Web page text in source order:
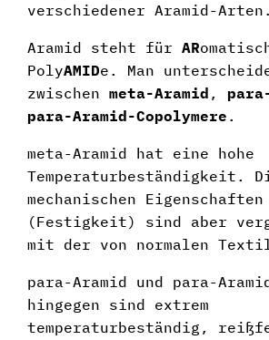
verschiedener Aramid-Arten.
Aramid steht fürAR
PolyAMIDe. Man
zwischenmeta-Aramid ,
para-Aramid-Copolymere .
meta-Aramid hat eine hohe
Temperaturbeständigkeit.
mechanischen Eigenschaften
(Festigkeit) sind aber
mit der von normalen
para-Aramid und para-
hingegen sind extrem
temperaturbeständig,